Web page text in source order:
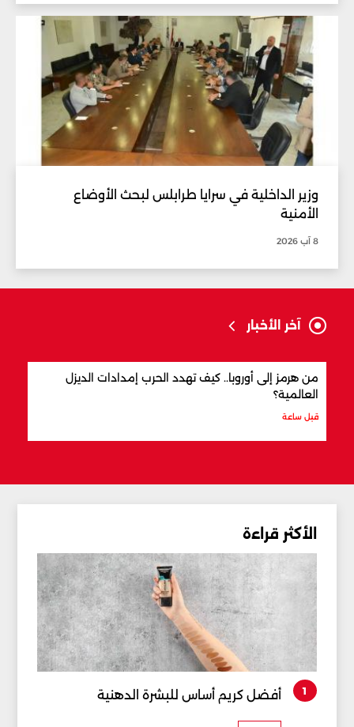
وزير الداخلية في سرايا طرابلس لبحث الأوضاع
الأمنية
8 آب 2026
آخر الأخبار
من هرمز إلى أوروبا.. كيف تهدد الحرب إمدادات الديزل
العالمية؟
قبل ساعة
الأكثر قراءة
1 أفضل كريم أساس للبشرة الدهنية